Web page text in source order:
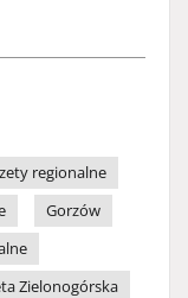
regionalne
Gorzów
Zielonogórska